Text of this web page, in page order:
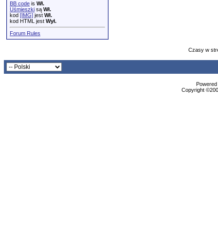
BB code is Wł.
Uśmieszki są Wł.
kod [IMG] jest Wł.
kod HTML jest Wył.
Forum Rules
Czasy w
Copyright